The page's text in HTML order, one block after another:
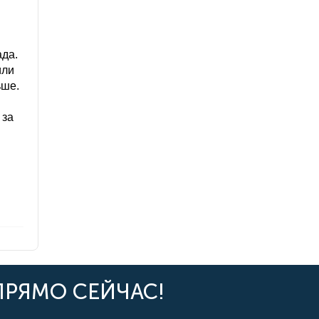
СЕЙЧАС!